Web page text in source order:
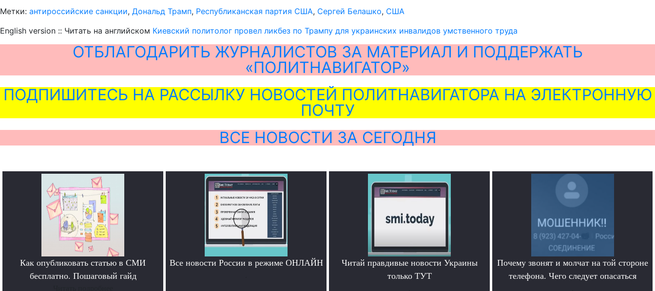
Метки: антироссийские санкции, Дональд Трамп, Республиканская партия США, Сергей Белашко, США
English version :: Читать на английском Киевский политолог провел ликбез по Трампу для украинских инвалидов умственного труда
ОТБЛАГОДАРИТЬ ЖУРНАЛИСТОВ ЗА МАТЕРИАЛ И ПОДДЕРЖАТЬ
«ПОЛИТНАВИГАТОР»
ПОДПИШИТЕСЬ НА РАССЫЛКУ НОВОСТЕЙ ПОЛИТНАВИГАТОРА НА ЭЛЕКТРОННУЮ
ПОЧТУ
ВСЕ НОВОСТИ ЗА СЕГОДНЯ
Как опубликовать статью в СМИ
бесплатно. Пошаговый гайд
Все новости России в режиме ОНЛАЙН
Читай правдивые новости Украины
только ТУТ
Почему звонят и молчат на той стороне
телефона. Чего следует опасаться